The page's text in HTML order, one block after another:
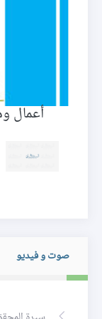
أعمال
صوت و فيديو